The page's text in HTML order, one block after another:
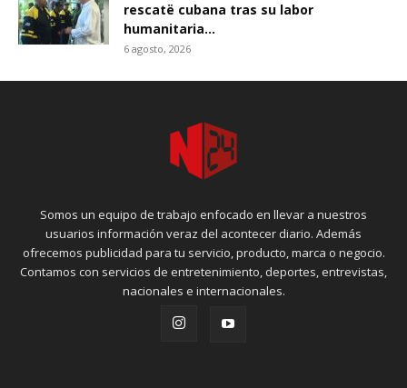
rescatë cubana tras su labor
humanitaria...
6 agosto, 2026
Somos un equipo de trabajo enfocado en llevar a nuestros
usuarios información veraz del acontecer diario. Además
ofrecemos publicidad para tu servicio, producto, marca o negocio.
Contamos con servicios de entretenimiento, deportes, entrevistas,
nacionales e internacionales.